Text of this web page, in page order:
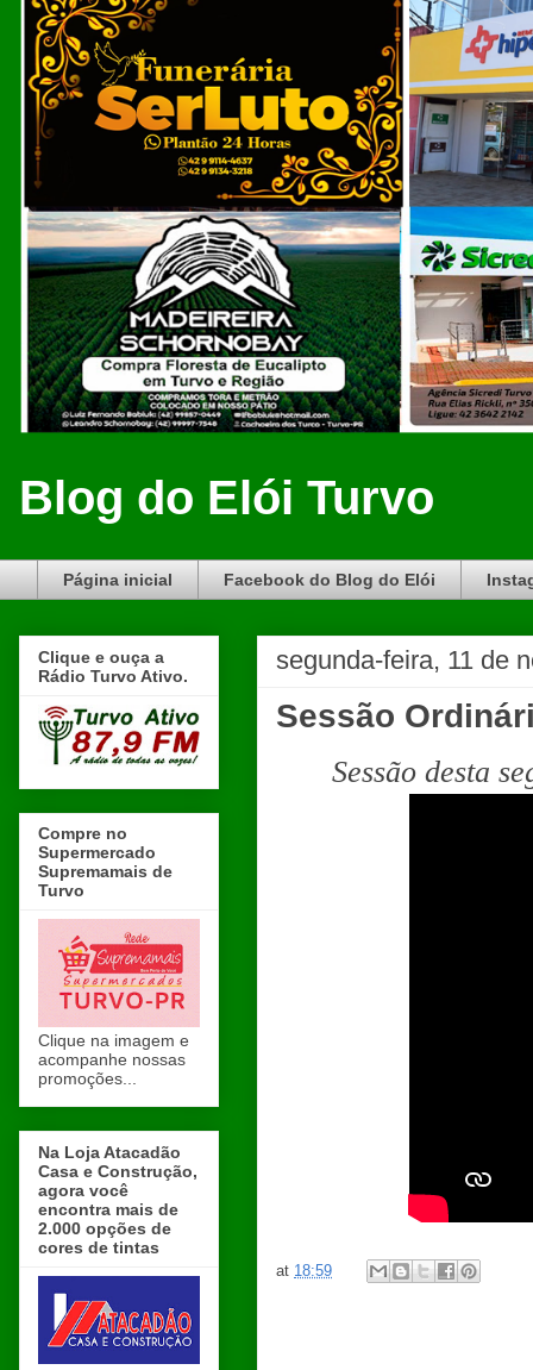
Blog do Elói Turvo
Página inicial Facebook do Blog do Elói
segunda-feira, 11 de
Sessão
Sessão desta
at 18:59
Clique e ouça a
Rádio Turvo Ativo.
Compre no
Supermercado
Supremamais de
Turvo
Clique na imagem e
acompanhe nossas
promoções...
Na Loja Atacadão
Casa e Construção,
agora você
encontra mais de
2.000 opções de
cores de tintas